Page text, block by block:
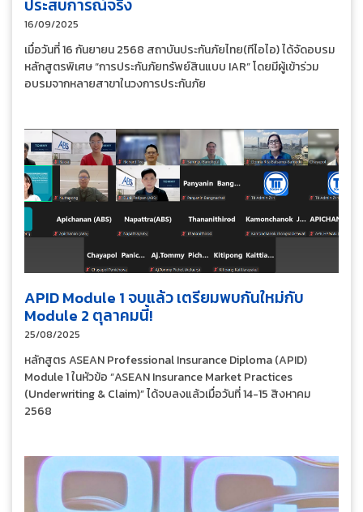
ประสบการณ์จริง
16/09/2025
เมื่อวันที่ 16 กันยายน 2568 สถาบันประกันภัยไทย(ทีไอไอ) ได้จัดอบรม
หลักสูตรพิเศษ “การประกันภัยทรัพย์สินแบบ IAR” โดยมีผู้เข้าร่วม
อบรมจากหลายสาขาในวงการประกันภัย
APID Module 1 จบแล้ว เตรียมพบกันใหม่กับ
Module 2 ตุลาคมนี้!
25/08/2025
หลักสูตร ASEAN Professional Insurance Diploma (APID)
Module 1 ในหัวข้อ “ASEAN Insurance Market Practices
(Underwriting & Claim)” ได้จบลงแล้วเมื่อวันที่ 14-15 สิงหาคม
2568